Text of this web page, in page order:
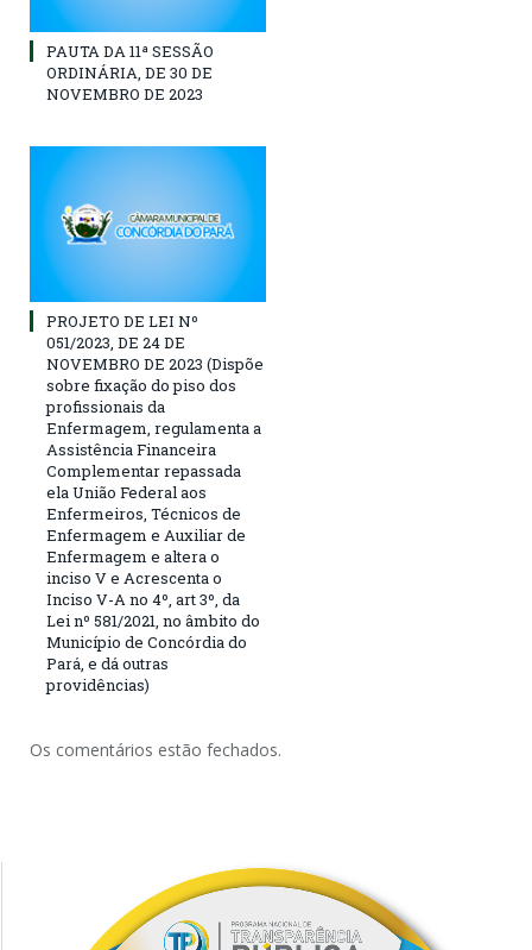
PAUTA DA 11ª SESSÃO
ORDINÁRIA, DE 30 DE
NOVEMBRO DE 2023
PROJETO DE LEI Nº
051/2023, DE 24 DE
NOVEMBRO DE 2023 (Dispõe
sobre fixação do piso dos
profissionais da
Enfermagem, regulamenta a
Assistência Financeira
Complementar repassada
ela União Federal aos
Enfermeiros, Técnicos de
Enfermagem e Auxiliar de
Enfermagem e altera o
inciso V e Acrescenta o
Inciso V-A no 4º, art 3º, da
Lei nº 581/2021, no âmbito do
Município de Concórdia do
Pará, e dá outras
providências)
Os comentários estão fechados.